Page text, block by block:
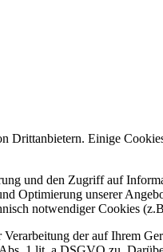
Einige
und den Zugriff auf
Optimierung unserer
notwendiger Cookies
der auf Ihrem